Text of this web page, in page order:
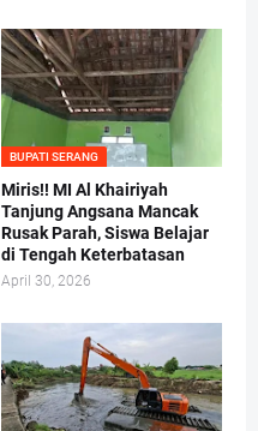
BUPATI SERANG
Miris!! MI Al Khairiyah
Tanjung Angsana Mancak
Rusak Parah, Siswa Belajar
di Tengah Keterbatasan
April 30, 2026